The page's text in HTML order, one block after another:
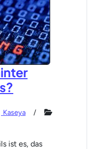
Kaseya
ist es, das